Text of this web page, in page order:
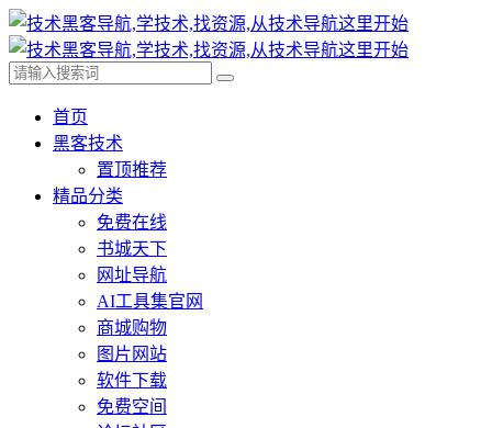
首页
黑客技术
置顶推荐
精品分类
免费在线
书城天下
网址导航
AI工具集官网
商城购物
图片网站
软件下载
免费空间